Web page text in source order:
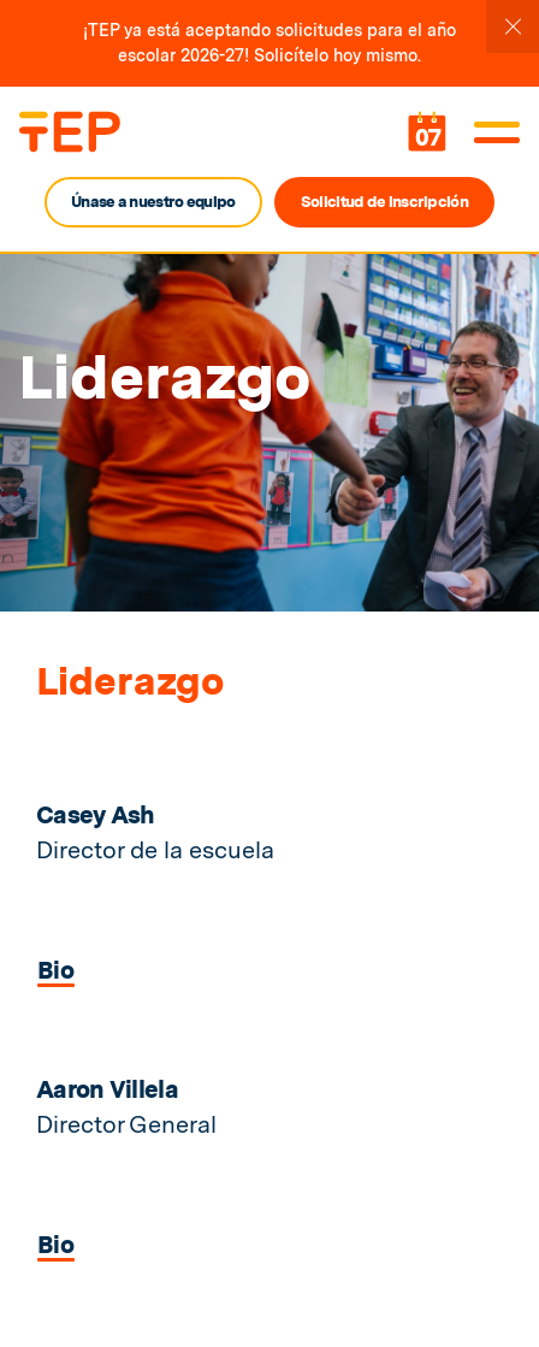
¡TEP ya está aceptando solicitudes para el año
escolar 2026-27! Solicítelo hoy mismo.
07
Únase a nuestro equipo Solicitud de inscripción
Liderazgo
Liderazgo
Casey Ash
Director de la escuela
Bio
Aaron Villela
Director General
Bio